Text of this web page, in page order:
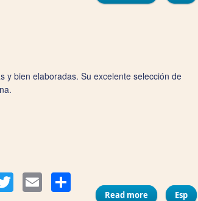
y bien elaboradas. Su excelente selección de
Twitter Email Compartir
Read more about La
Esp